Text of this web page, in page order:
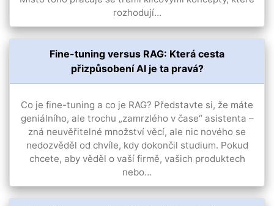
rozhodují…
Fine-tuning versus RAG: Která cesta
přizpůsobení AI je ta pravá?
Co je fine-tuning a co je RAG? Představte si, že máte
geniálního, ale trochu „zamrzlého v čase“ asistenta –
zná neuvěřitelné množství věcí, ale nic nového se
nedozvěděl od chvíle, kdy dokončil studium. Pokud
chcete, aby věděl o vaší firmě, vašich produktech
nebo…